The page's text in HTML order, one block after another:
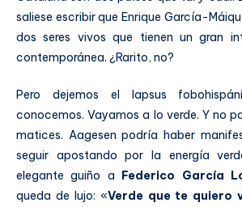
saliese escribir que Enrique García-
dos seres vivos que tienen un gran
contemporánea. ¿Rarito, no?
Pero dejemos el lapsus
conocemos. Vayamos a lo verde. Y no
matices. Aagesen podría haber
seguir apostando por la energía
elegante guiño a Federico García
queda de lujo: «Verde que te quiero